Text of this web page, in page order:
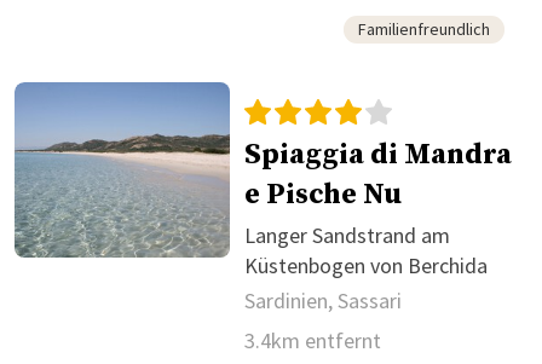
Familienfreundlich
Spiaggia di Mandra
e Pische Nu
Langer Sandstrand am
Küstenbogen von Berchida
Sardinien, Sassari
3.4km entfernt